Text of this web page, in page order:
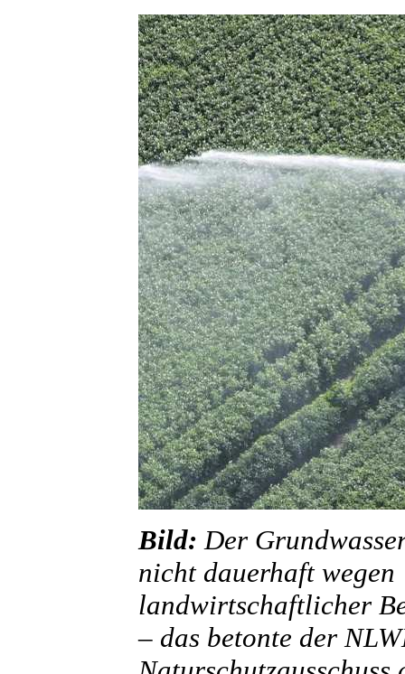
Bild: Der
nicht dauerhaft wegen
landwirtschaftlicher
– das betonte der